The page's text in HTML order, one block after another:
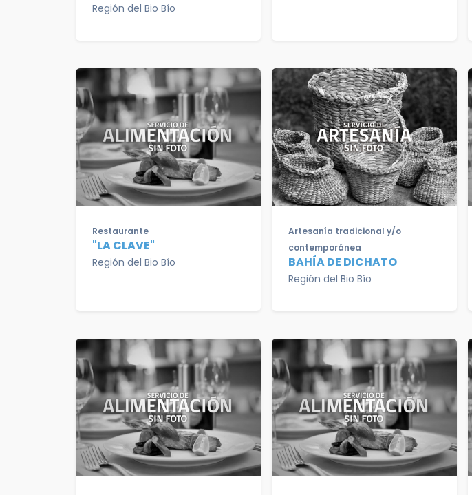
Región del Bio Bío
Restaurante
"LA CLAVE"
Región del Bio Bío
Artesanía tradicional y/o
contemporánea
BAHÍA DE DICHATO
Región del Bio Bío